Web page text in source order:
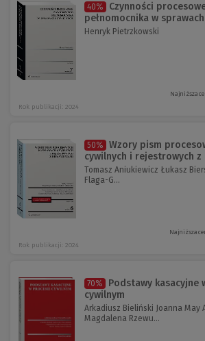
40%
Czynności
pełnomocnika w
Henryk Pietrzkowski
Rok publikacji: 2024
Najniższa
50%
Wzory pism
cywilnych i rejestrowych z
Tomasz Aniukiewicz Łukasz
Flaga-G...
Rok publikacji: 2024
Najniższa
70%
Podstawy kasacyjne
cywilnym
Arkadiusz Bieliński Joanna May
Magdalena Rzewu...